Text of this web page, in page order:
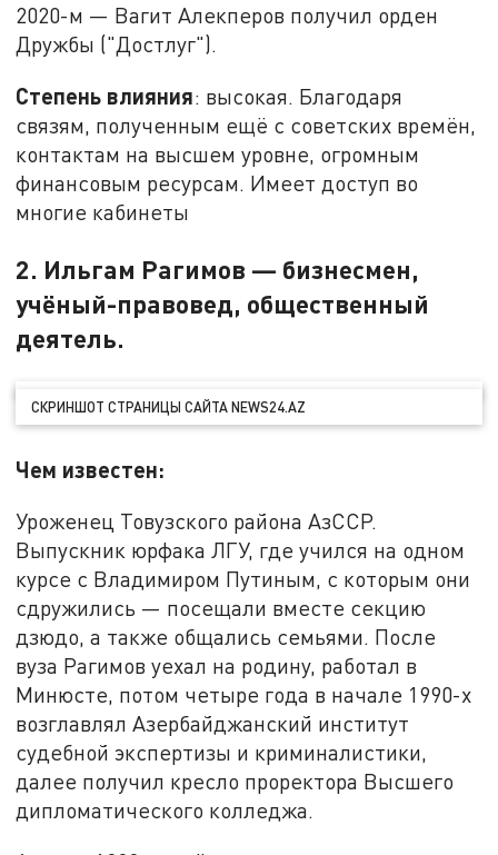
2020-м — Вагит Алекперов получил орден
Дружбы ("Достлуг").
Степень влияния: высокая. Благодаря
связям, полученным ещё с советских времён,
контактам на высшем уровне, огромным
финансовым ресурсам. Имеет доступ во
многие кабинеты
2. Ильгам Рагимов — бизнесмен,
учёный-правовед, общественный
деятель.
СКРИНШОТ СТРАНИЦЫ САЙТА NEWS24.AZ
Чем известен:
Уроженец Товузского района АзССР.
Выпускник юрфака ЛГУ, где учился на одном
курсе с Владимиром Путиным, с которым они
сдружились — посещали вместе секцию
дзюдо, а также общались семьями. После
вуза Рагимов уехал на родину, работал в
Минюсте, потом четыре года в начале 1990-х
возглавлял Азербайджанский институт
судебной экспертизы и криминалистики,
далее получил кресло проректора Высшего
дипломатического колледжа.